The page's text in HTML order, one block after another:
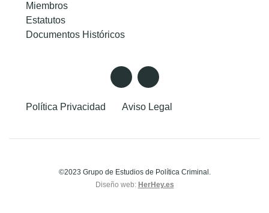
Miembros
Estatutos
Documentos Históricos
Política Privacidad Aviso Legal
©2023 Grupo de Estudios de Política Criminal.
Diseño web: HerHey.es